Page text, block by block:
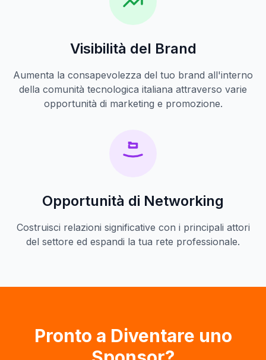
Visibilità del Brand
Aumenta la consapevolezza del tuo brand all'interno
della comunità tecnologica italiana attraverso varie
opportunità di marketing e promozione.
Opportunità di Networking
Costruisci relazioni significative con i principali attori
del settore ed espandi la tua rete professionale.
Pronto a Diventare uno